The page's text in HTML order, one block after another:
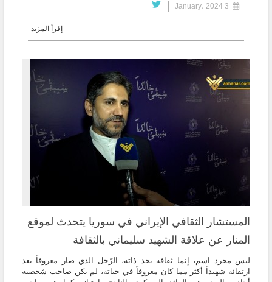
إقرأ المزيد
المستشار الثقافي الإيراني في سوريا يتحدث لموقع
المنار عن علاقة الشهيد سليماني بالثقافة
ليس مجرد اسم، إنما ثقافة بحد ذاته، الرّجل الذي صار معروفاً بعد
ارتقائه شهيداً أكثر مما كان معروفاً في حياته، لم يكن صاحب شخصية